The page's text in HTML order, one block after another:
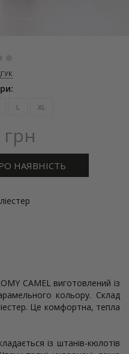
L XL
грн
НАЯВНІСТЬ
CAMEL виготовлений із
кольору. Склад
Це комфортна, тепла
із штанів-кюлотів